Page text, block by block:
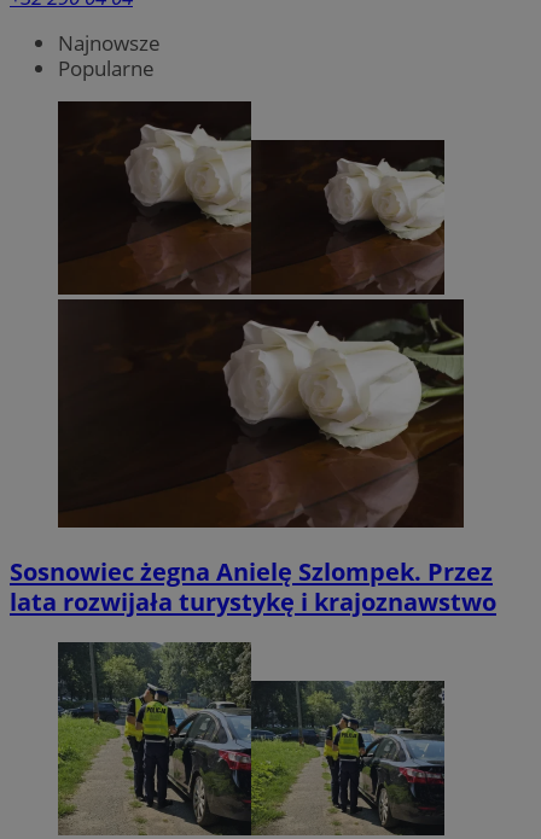
Najnowsze
Popularne
Sosnowiec żegna Anielę Szlompek. Przez
lata rozwijała turystykę i krajoznawstwo